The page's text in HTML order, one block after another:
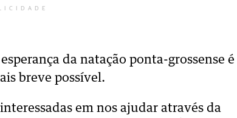
da natação ponta-grossense é
breve possível.
em nos ajudar através da